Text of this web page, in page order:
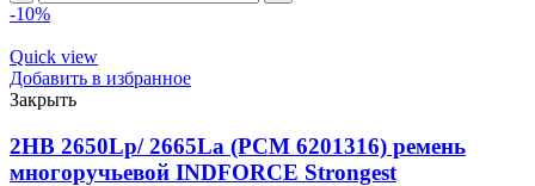
2500Lp/
ремень
многоручьевой
INDFORCE
Strongest
quantity
-10%
Quick view
Добавить в избранное
Закрыть
2HB 2650Lp/ 2665La (PCM 6201316) ремень
многоручьевой INDFORCE Strongest